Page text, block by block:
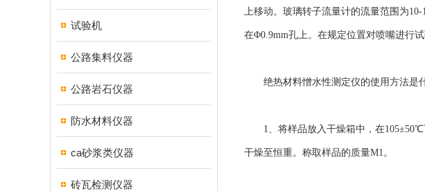
试验机
公路集料仪器
公路岩石仪器
防水材料仪器
ca砂浆类仪器
砖瓦检测仪器
上移动。玻璃转子流量计的流量范围为
在Φ0.9mm孔上。在规定位置对喷嘴进行
绝热材料憎水性测定仪的使用方法是
1、将样品放入干燥箱中，在105±50℃
干燥至恒重。称取样品的质量M1。